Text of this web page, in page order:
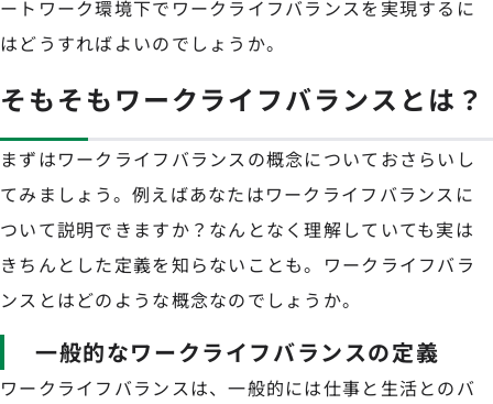
ートワーク環境下でワークライフバランスを実現するに
はどうすればよいのでしょうか。
そもそもワークライフバランスとは？
まずはワークライフバランスの概念についておさらいし
てみましょう。例えばあなたはワークライフバランスに
ついて説明できますか？なんとなく理解していても実は
きちんとした定義を知らないことも。ワークライフバラ
ンスとはどのような概念なのでしょうか。
一般的なワークライフバランスの定義
ワークライフバランスは、一般的には仕事と生活とのバ